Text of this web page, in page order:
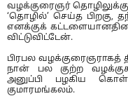
வழக்குரைஞர்
‘தொழில்’ செய்த பிறகு,
எனக்குக்
விட்டுவிட்டேன்.
பிரபல வழக்குரைஞராகத்
நான் பல குற்ற
அனுப்பி பழகிய
குமாரமங்கலம்.